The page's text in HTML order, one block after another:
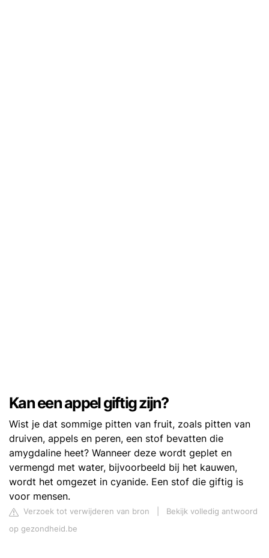
Kan een appel giftig zijn?
Wist je dat sommige pitten van fruit, zoals pitten van
druiven, appels en peren, een stof bevatten die
amygdaline heet? Wanneer deze wordt geplet en
vermengd met water, bijvoorbeeld bij het kauwen,
wordt het omgezet in cyanide. Een stof die giftig is
voor mensen.
Verzoek tot verwijderen van bron
Bekijk volledig antwoord
op gezondheid.be